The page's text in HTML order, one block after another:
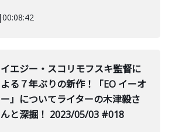
|00:08:42
イエジー・スコリモフスキ監督に
よる７年ぶりの新作！「EO イーオ
ー」についてライターの木津毅さ
んと深掘！ 2023/05/03 #018